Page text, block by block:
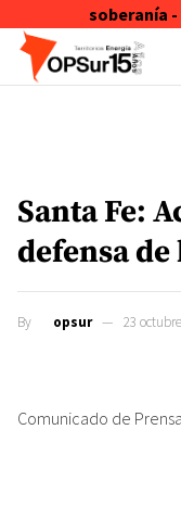
soberanía
Skip to content
Santa Fe:
defensa de
By opsur 23
Comunicado de Prensa